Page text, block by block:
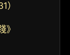
）
》